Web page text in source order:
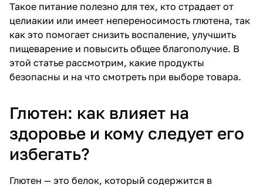
Такое питание полезно для тех, кто страдает от
целиакии или имеет непереносимость глютена, так
как это помогает снизить воспаление, улучшить
пищеварение и повысить общее благополучие. В
этой статье рассмотрим, какие продукты
безопасны и на что смотреть при выборе товара.
Глютен: как влияет на
здоровье и кому следует его
избегать?
Глютен — это белок, который содержится в